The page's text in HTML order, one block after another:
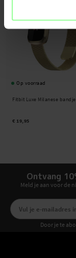
Op voorraad
Fitbit Luxe Milanese
€ 19,95
Ontvang
Meld je aan voor de
Door je te